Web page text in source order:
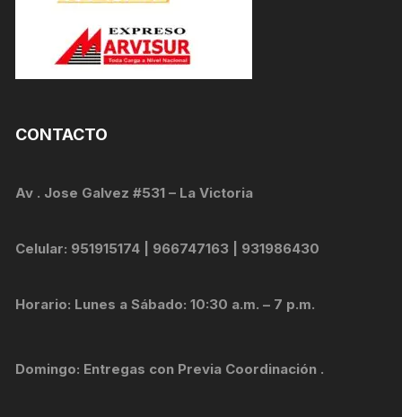
CONTACTO
Av . Jose Galvez #531 – La Victoria
Celular: 951915174 | 966747163 | 931986430
Horario: Lunes a Sábado: 10:30 a.m. – 7 p.m.
Domingo: Entregas con Previa Coordinación .